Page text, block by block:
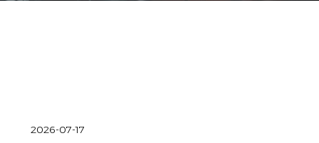
2026-07-17